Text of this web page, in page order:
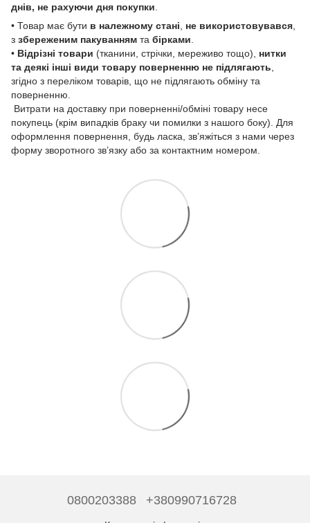
днів, не рахуючи дня покупки
• Товар має бути в належному стані не використовувався
з збереженим пакуванням та бірками
• Відрізні товари (тканини, стрічки, мереживо тощо), нитки
та деякі інші види товару поверненню не підлягають
згідно з переліком товарів, що не підлягають обміну та
поверненню.
Витрати на доставку при поверненні/обміні товару несе
покупець (крім випадків браку чи помилки з нашого боку). Для
оформлення повернення, будь ласка, зв’яжіться з нами через
форму зворотного зв’язку або за контактним номером.
0800203388 +380990716728